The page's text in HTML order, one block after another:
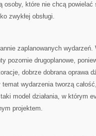
osoby, które nie chcą
zwykłej obsługi.
zaplanowanych wydarzeń.
pozornie drugoplanowe,
dobrze dobrana oprawa
wydarzenia tworzą
taki model działania, w którym
projektem.